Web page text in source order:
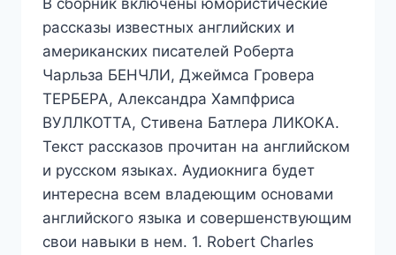
рассказы известных английских и
американских писателей Роберта
Чарльза БЕНЧЛИ, Джеймса Гровера
ТЕРБЕРА, Александра Хампфриса
ВУЛЛКОТТА, Стивена Батлера ЛИКОКА.
Текст рассказов прочитан на английском
и русском языках. Аудиокнига будет
интересна всем владеющим основами
английского языка и совершенствующим
свои навыки в нем. 1. Robert Charles